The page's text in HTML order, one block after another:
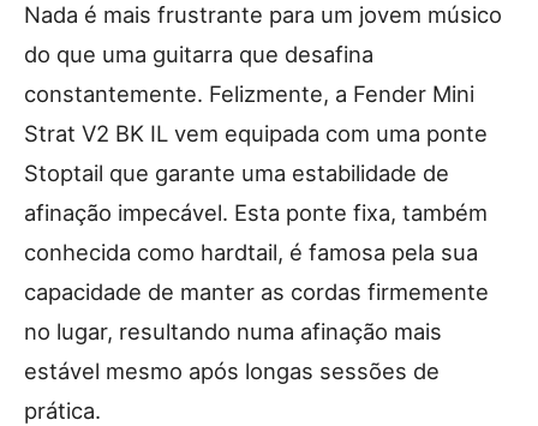
Nada é mais frustrante para um jovem músico
do que uma guitarra que desafina
constantemente. Felizmente, a Fender Mini
Strat V2 BK IL vem equipada com uma ponte
Stoptail que garante uma estabilidade de
afinação impecável. Esta ponte fixa, também
conhecida como hardtail, é famosa pela sua
capacidade de manter as cordas firmemente
no lugar, resultando numa afinação mais
estável mesmo após longas sessões de
prática.